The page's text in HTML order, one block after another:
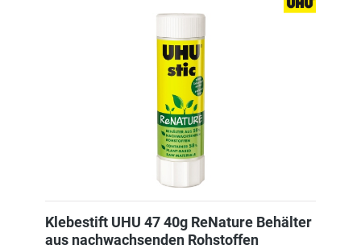
Klebestift UHU 47 40g ReNature Behälter
aus nachwachsenden Rohstoffen